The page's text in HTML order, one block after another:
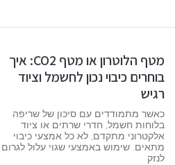
מטף הלוטרון או מטף CO2: איך
בוחרים כיבוי נכון לחשמל וציוד
רגיש
כאשר מתמודדים עם סיכון של שריפה
בלוחות חשמל, חדרי שרתים או ציוד
אלקטרוני מתקדם, לא כל אמצעי כיבוי
מתאים. שימוש באמצעי שגוי עלול לגרום
לנזק